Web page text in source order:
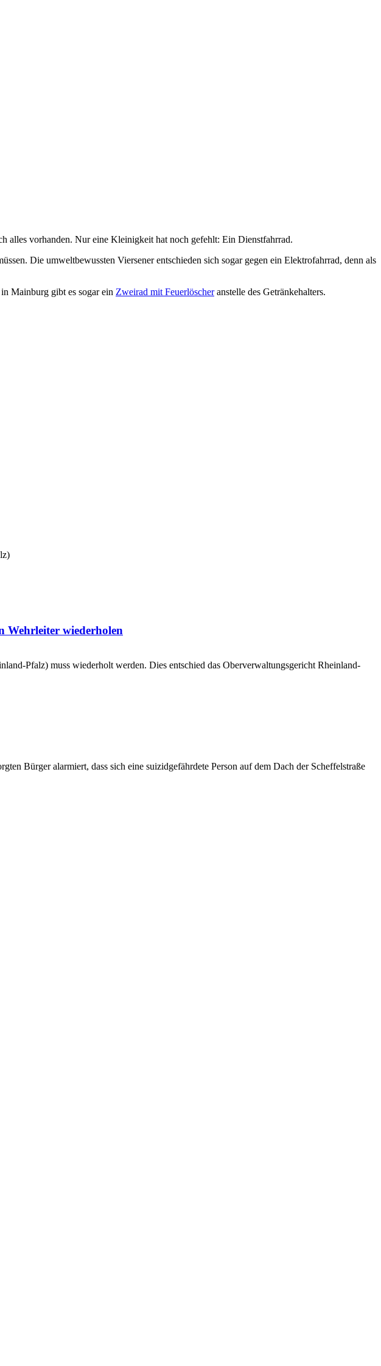
alles vorhanden. Nur eine Kleinigkeit hat noch gefehlt: Ein Dienstfahrrad.
Die umweltbewussten Viersener entschieden sich sogar gegen ein Elektrofahrrad, denn als
Mainburg gibt es sogar ein Zweirad mit Feuerlöscheranstelle des Getränkehalters.
Wehrleiter wiederholen
Pfalz) muss wiederholt werden. Dies entschied das Oberverwaltungsgericht Rheinland-
Bürger alarmiert, dass sich eine suizidgefährdete Person auf dem Dach der Scheffelstraße